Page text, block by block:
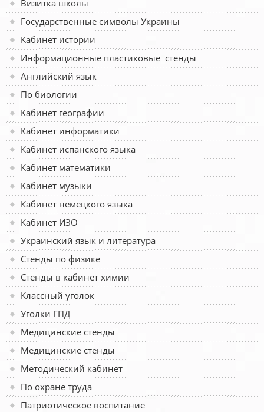
Визитка школы
Государственные символы Украины
Кабинет истории
Информационные пластиковые стенды
Английский язык
По биологии
Кабинет географии
Кабинет информатики
Кабинет испанского языка
Кабинет математики
Кабинет музыки
Кабинет немецкого языка
Кабинет ИЗО
Украинский язык и литература
Стенды по физике
Стенды в кабинет химии
Классный уголок
Уголки ГПД
Медицинские стенды
Медицинские стенды
Методический кабинет
По охране труда
Патриотическое воспитание